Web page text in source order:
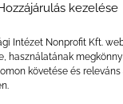
kezelése
Intézet Nonprofit Kft.
használatának
követése és
jelentések –